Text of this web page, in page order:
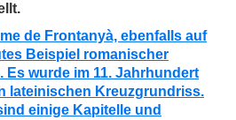
de Frontanyà, ebenfalls auf
Beispiel romanischer
Es wurde im 11. Jahrhundert
lateinischen Kreuzgrundriss.
einige Kapitelle und